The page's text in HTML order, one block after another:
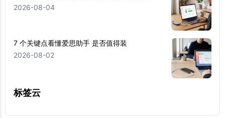
2026-08-04
7 个关键点看懂爱思助手 是否值得装
2026-08-02
标签云